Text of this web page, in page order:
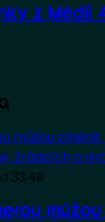
z Médií
33:49